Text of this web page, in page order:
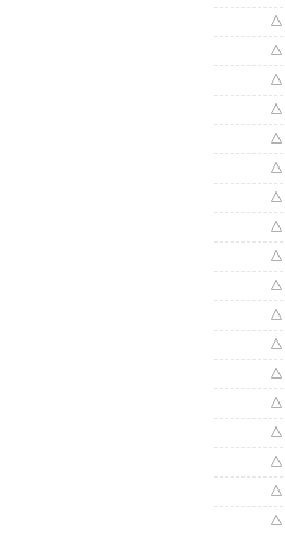
△
△
△
△
△
△
△
△
△
△
△
△
△
△
△
△
△
△